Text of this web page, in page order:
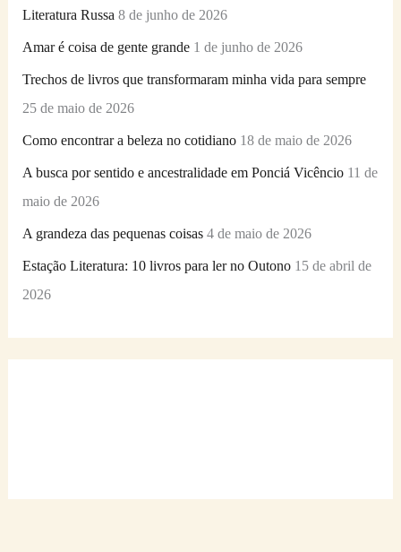
Literatura Russa 8 de junho de 2026
Amar é coisa de gente grande 1 de junho de 2026
Trechos de livros que transformaram minha vida para sempre
25 de maio de 2026
Como encontrar a beleza no cotidiano 18 de maio de 2026
A busca por sentido e ancestralidade em Ponciá Vicêncio 11 de
maio de 2026
A grandeza das pequenas coisas 4 de maio de 2026
Estação Literatura: 10 livros para ler no Outono 15 de abril de
2026